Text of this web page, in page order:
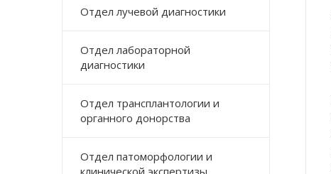
Отдел лучевой диагностики
Отдел лабораторной
диагностики
Отдел трансплантологии и
органного донорства
Отдел патоморфологии и
клинической экспертизы